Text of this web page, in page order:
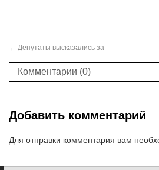
← Депутаты высказались за
Комментарии (0)
Добавить комментарий
Для отправки комментария вам